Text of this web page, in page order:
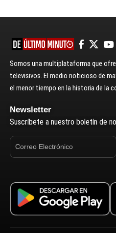
Somos una multiplataforma que
televisivos. El medio noticioso de
el menor tiempo en la historia de la
Newsletter
Suscríbete a nuestro boletín de